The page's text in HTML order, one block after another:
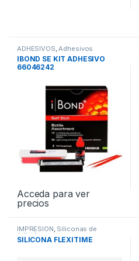
ADHESIVOS Adhesivos
Universales
IBOND SE KIT ADHESIVO
66046242
Acceda para ver
precios
IMPRESION, Siliconas de
Adición
SILICONA FLEXITIME